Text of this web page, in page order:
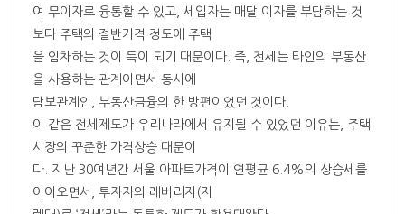
여 무이자로 융통할 수 있고, 세입자는 매달 이자를 부담하는 것
보다 주택의 절반가격 정도에 주택
을 임차하는 것이 득이 되기 때문이다. 즉, 전세는 타인의 부동산
을 사용하는 관계이면서 동시에
담보관계인, 부동산금융의 한 방편이었던 것이다.
이 같은 전세제도가 우리나라에서 유지될 수 있었던 이유는, 주택
시장의 꾸준한 가격상승 때문이
다. 지난 30여년간 서울 아파트가격이 연평균 6.4%의 상승세를
이어오면서, 투자자의 레버리지(지